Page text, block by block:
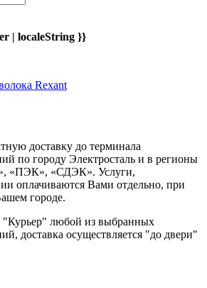
| localeString }}
Rexant
доставку до терминала
по городу Электросталь и в регионы
«ПЭК», «СДЭК». Услуги,
оплачиваются Вами отдельно, при
городе.
"Курьер" любой из выбранных
доставка осуществляется "до двери"